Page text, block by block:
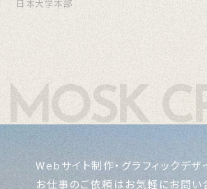
日本大学本部
Webサイト制作・グラフィックデザ
お仕事のご依頼はお気軽にお問い